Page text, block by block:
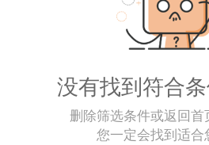
没有找到符合
删除筛选条件或返回首
您一定会找到适合